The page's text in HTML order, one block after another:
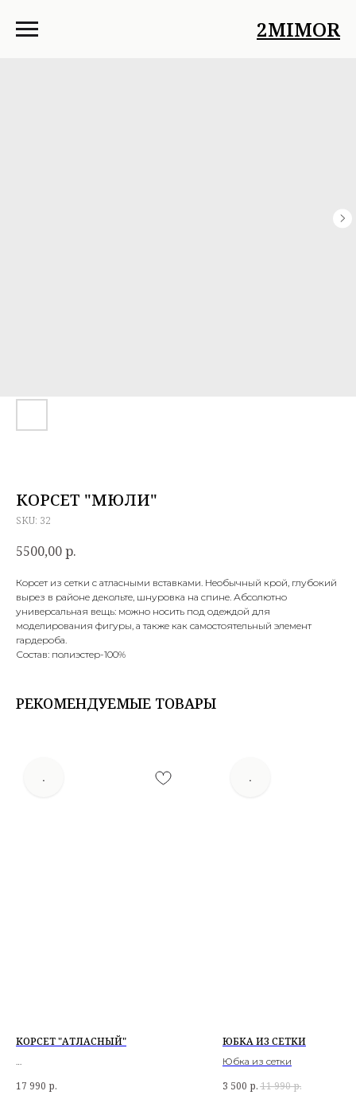
2MIMOR
КОРСЕТ "МЮЛИ"
SKU: 32
5500,00р.
Корсет из сетки с атласными вставками. Необычный крой, глубокий
вырез в районе декольте, шнуровка на спине. Абсолютно
универсальная вещь: можно носить под одеждой для
моделирования фигуры, а также как самостоятельный элемент
гардероба.
Состав: полиэстер-100%
РЕКОМЕНДУЕМЫЕ ТОВАРЫ
.
КОРСЕТ "АТЛАСНЫЙ"
Корсет "Атласный"
17 990 р.
.
ЮБКА ИЗ СЕТКИ
Юбка из сетки
3 500 р. 11 990р.